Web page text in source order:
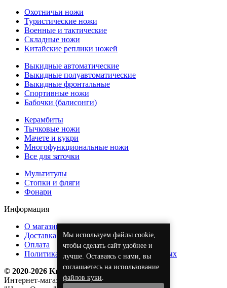
Мы используем файлы cookie,
чтобы сделать сайт удобнее и
лучше. Оставаясь с нами, вы
соглашаетесь на использование
файлов куки.
Охотничьи ножи
Туристические ножи
Военные и тактические
Складные ножи
Китайские реплики ножей
Выкидные автоматические
Выкидные полуавтоматические
Выкидные фронтальные
Спортивные ножи
Бабочки (балисонги)
Керамбиты
Тычковые ножи
Мачете и кукри
Многофункциональные ножи
Все для заточки
Мультитулы
Стопки и фляги
Фонари
Информация
О магазине
Доставка
Оплата
Политика обработки персональных данных
© 2020-2026 KnifeOpt.ru
Интернет-магазин